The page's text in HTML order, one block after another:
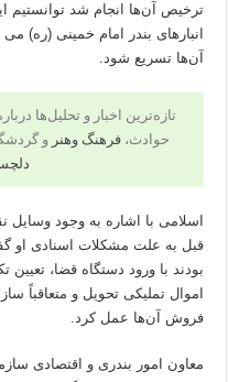
ترخیص آن‌ها انجام شد توانستیم
انبارهای بندر امام خمینی (ره)
آن‌ها تسریع شود.
تازه‌ترین اخبار و تحلیل‌ها
حوادث، فرهنگ وهنر و
اسلامی با اشاره به وجود وسایل
قبل به علت مشکلات اسنادی او
بودند با ورود دستگاه قضا،
اموال تملیکی تحویل و متعاقباً
فروش آن‌ها عمل کرد.
معاون امور بندری و اقتصادی